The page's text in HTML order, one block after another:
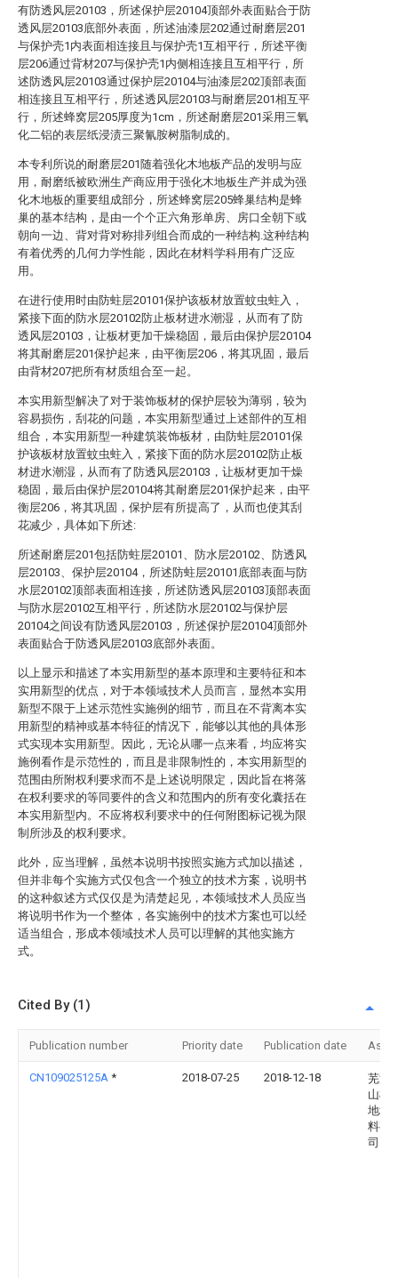
有防透风层20103，所述保护层20104顶部外表面贴合于防
透风层20103底部外表面，所述油漆层202通过耐磨层201
与保护壳1内表面相连接且与保护壳1互相平行，所述平衡
层206通过背材207与保护壳1内侧相连接且互相平行，所
述防透风层20103通过保护层20104与油漆层202顶部表面
相连接且互相平行，所述透风层20103与耐磨层201相互平
行，所述蜂窝层205厚度为1cm，所述耐磨层201采用三氧
化二铝的表层纸浸渍三聚氰胺树脂制成的。
本专利所说的耐磨层201随着强化木地板产品的发明与应
用，耐磨纸被欧洲生产商应用于强化木地板生产并成为强
化木地板的重要组成部分，所述蜂窝层205蜂巢结构是蜂
巢的基本结构，是由一个个正六角形单房、房口全朝下或
朝向一边、背对背对称排列组合而成的一种结构.这种结构
有着优秀的几何力学性能，因此在材料学科用有广泛应
用。
在进行使用时由防蛀层20101保护该板材放置蚊虫蛀入，
紧接下面的防水层20102防止板材进水潮湿，从而有了防
透风层20103，让板材更加干燥稳固，最后由保护层20104
将其耐磨层201保护起来，由平衡层206，将其巩固，最后
由背材207把所有材质组合至一起。
本实用新型解决了对于装饰板材的保护层较为薄弱，较为
容易损伤，刮花的问题，本实用新型通过上述部件的互相
组合，本实用新型一种建筑装饰板材，由防蛀层20101保
护该板材放置蚊虫蛀入，紧接下面的防水层20102防止板
材进水潮湿，从而有了防透风层20103，让板材更加干燥
稳固，最后由保护层20104将其耐磨层201保护起来，由平
衡层206，将其巩固，保护层有所提高了，从而也使其刮
花减少，具体如下所述:
所述耐磨层201包括防蛀层20101、防水层20102、防透风
层20103、保护层20104，所述防蛀层20101底部表面与防
水层20102顶部表面相连接，所述防透风层20103顶部表面
与防水层20102互相平行，所述防水层20102与保护层
20104之间设有防透风层20103，所述保护层20104顶部外
表面贴合于防透风层20103底部外表面。
以上显示和描述了本实用新型的基本原理和主要特征和本
实用新型的优点，对于本领域技术人员而言，显然本实用
新型不限于上述示范性实施例的细节，而且在不背离本实
用新型的精神或基本特征的情况下，能够以其他的具体形
式实现本实用新型。因此，无论从哪一点来看，均应将实
施例看作是示范性的，而且是非限制性的，本实用新型的
范围由所附权利要求而不是上述说明限定，因此旨在将落
在权利要求的等同要件的含义和范围内的所有变化囊括在
本实用新型内。不应将权利要求中的任何附图标记视为限
制所涉及的权利要求。
此外，应当理解，虽然本说明书按照实施方式加以描述，
但并非每个实施方式仅包含一个独立的技术方案，说明书
的这种叙述方式仅仅是为清楚起见，本领域技术人员应当
将说明书作为一个整体，各实施例中的技术方案也可以经
适当组合，形成本领域技术人员可以理解的其他实施方
式。
Cited By (1)
Publication number Priority date Publication date
CN109025125A * 2018-07-25 2018-12-18
芜湖
山松
地坪
料有
司